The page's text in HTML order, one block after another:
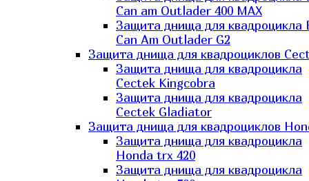
Can am Outlader 400 MAX
Защита днища для квадроцикла
Can Аm Outlader G2
Защита днища для квадроциклов
Защита днища для квадроцикла
Cectek Kingcobra
Защита днища для квадроцикла
Cectek Gladiator
Защита днища для квадроциклов
Защита днища для квадроцикла
Honda trx 420
Защита днища для квадроцикла